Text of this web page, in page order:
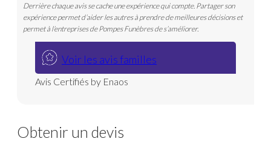
Derrière chaque avis se cache une expérience qui compte. Partager son
expérience permet d’aider les autres à prendre de meilleures décisions et
permet à l’entreprises de Pompes Funèbres de s’améliorer.
Voir les avis familles
Avis Certifiés by Enaos
Obtenir un devis